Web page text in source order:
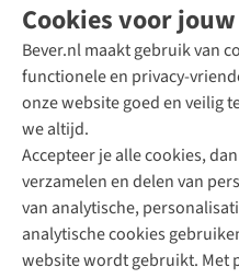
Cookies voor
Bever.nl maakt gebruik van
functionele en privacy-
onze website goed en veilig
we altijd.
Accepteer je alle cookies,
verzamelen en delen van
van analytische,
analytische cookies
website wordt gebruikt. Met
Direct advies van een
+31 (0)85 888 50 88
+31 6 12 28 49 80
Contactformulier